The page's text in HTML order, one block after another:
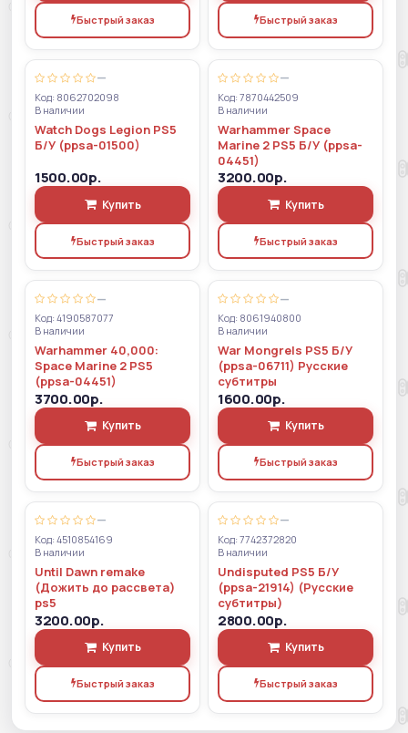
Быстрый заказ Быстрый заказ
—
Код: 8062702098
В наличии
Watch Dogs Legion PS5
Б/У (ppsa-01500)
1500.00р.
Купить
Быстрый заказ
—
Код: 7870442509
В наличии
Warhammer Space
Marine 2 PS5 Б/У (ppsa-
04451)
3200.00р.
Купить
Быстрый заказ
—
Код: 4190587077
В наличии
Warhammer 40,000:
Space Marine 2 PS5
(ppsa-04451)
3700.00р.
Купить
Быстрый заказ
—
Код: 8061940800
В наличии
War Mongrels PS5 Б/У
(ppsa-06711) Русские
субтитры
1600.00р.
Купить
Быстрый заказ
—
Код: 4510854169
В наличии
Until Dawn remake
(Дожить до рассвета)
ps5
3200.00р.
Купить
Быстрый заказ
—
Код: 7742372820
В наличии
Undisputed PS5 Б/У
(ppsa-21914) (Русские
субтитры)
2800.00р.
Купить
Быстрый заказ